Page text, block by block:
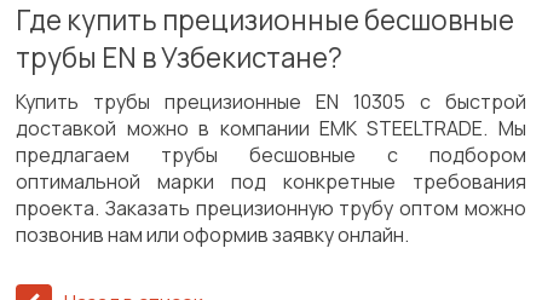
Где купить прецизионные бесшовные
трубы EN в Узбекистане?
Купить трубы прецизионные EN 10305 с быстрой
доставкой можно в компании EMK STEELTRADE. Мы
предлагаем трубы бесшовные с подбором
оптимальной марки под конкретные требования
проекта. Заказать прецизионную трубу оптом можно
позвонив нам или оформив заявку онлайн.